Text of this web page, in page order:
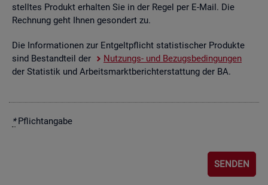
stell­tes Pro­dukt er­hal­ten Sie in der Regel per E-Mail. Die
Rech­nung geht Ihnen ge­son­dert zu.
Die In­for­ma­tio­nen zur Ent­gelt­pflicht sta­tis­ti­scher Pro­duk­te
sind Be­stand­teil der
Nut­zungs- und Be­zugs­be­din­gun­gen
der Sta­tis­tik und Ar­beits­markt­be­richt­erstat­tung der BA.
*Pflicht­an­ga­be